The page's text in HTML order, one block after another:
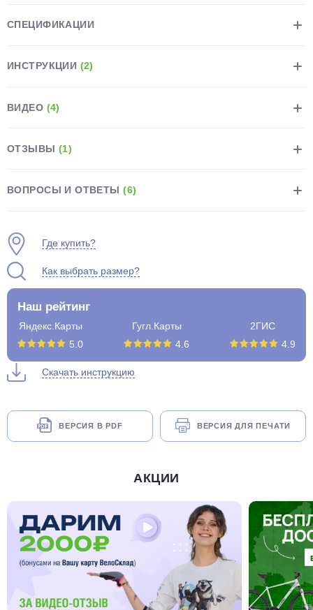
СПЕЦИФИКАЦИИ
ИНСТРУКЦИИ (2)
ВИДЕО (4)
ОТЗЫВЫ (1)
ВОПРОСЫ И ОТВЕТЫ(6)
Где купить?
Как выбрать размер?
Наш рейтинг
Яндекс.Карты
5.0
Гугл.Карты
4.6
2ГИС
4.9
Скачать инструкцию
ВЕРСИЯ В PDF ВЕРСИЯ ДЛЯ ПЕЧАТИ
АКЦИИ